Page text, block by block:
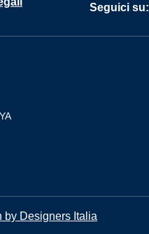
Seguici su:
by Designers Italia